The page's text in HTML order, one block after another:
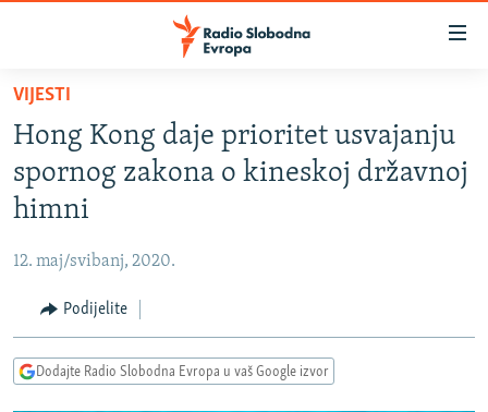
Pređite
glavni
sadržaj
Pređite
na
glavnu
navigaciju
Pređite
na
pretragu
BOSNA I HERCEGOVINA
SRBIJA
CRNA GORA
VIZUELNO
RAT U UKRAJINI
VIJESTI
Hong Kong daje prioritet usvajanju
spornog zakona o kineskoj državnoj
himni
12. maj/svibanj, 2020.
Podijelite
Dodajte Radio Slobodna Evropa u vaš Google izvor